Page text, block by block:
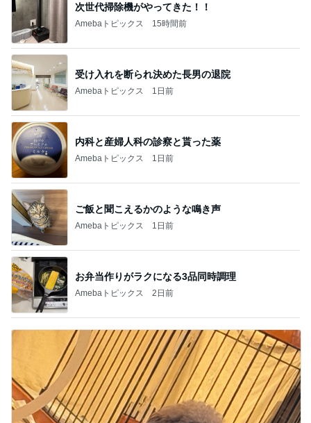
次世代掃除機がやってきた！！
Amebaトピックス 15時間前
受け入れを断られ決めた長男の退院
Amebaトピックス 1日前
内科と産婦人科の診察と貰った薬
Amebaトピックス 1日前
ご飯と聞こえるかのような鳴き声
Amebaトピックス 1日前
お弁当作りがラクになる3品同時調理
Amebaトピックス 2日前